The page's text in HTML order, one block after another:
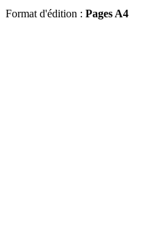
Format d'édition : Pages A4